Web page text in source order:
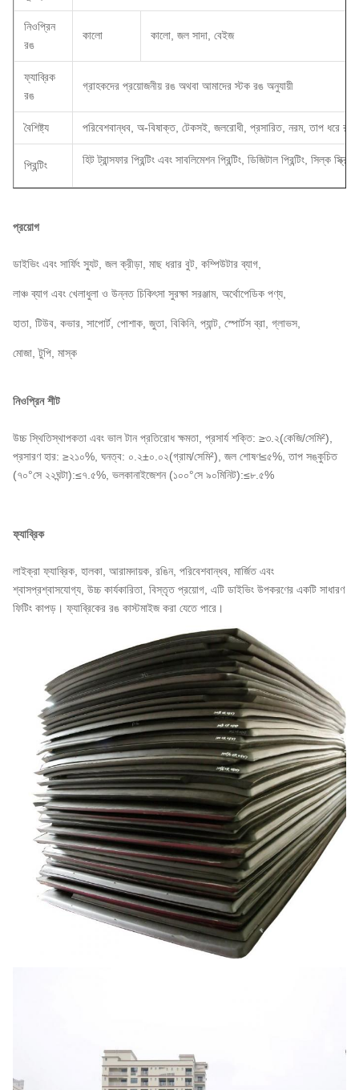
নিওপ্রিন
রঙ
কালো কালো, জল সাদা, বেইজ
ফ্যাব্রিক
রঙ
গ্রাহকদের প্রয়োজনীয় রঙ অথবা আমাদের স্টক রঙ অনুযায়ী
বৈশিষ্ট্য পরিবেশবান্ধব, অ-বিষাক্ত, টেকসই, জলরোধী, প্রসারিত, নরম, তাপ ধরে রাখে
প্রিন্টিং হিট ট্রান্সফার প্রিন্টিং এবং সাবলিমেশন প্রিন্টিং, ডিজিটাল প্রিন্টিং, সিল্ক স্ক্রিন
প্রয়োগ
ডাইভিং এবং সার্ফিং স্যুট, জল ক্রীড়া, মাছ ধরার বুট, কম্পিউটার ব্যাগ,
লাঞ্চ ব্যাগ এবং খেলাধুলা ও উন্নত চিকিৎসা সুরক্ষা সরঞ্জাম, অর্থোপেডিক পণ্য,
হাতা, টিউব, কভার, সাপোর্ট, পোশাক, জুতা, বিকিনি, প্যান্ট, স্পোর্টস ব্রা, গ্লাভস,
মোজা, টুপি, মাস্ক
নিওপ্রিন শীট
উচ্চ স্থিতিস্থাপকতা এবং ভাল টান প্রতিরোধ ক্ষমতা, প্রসার্য শক্তি: ≥৩.২(কেজি/সেমি²),
প্রসারণ হার: ≥২১০%, ঘনত্ব: ০.২±০.০২(গ্রাম/সেমি²), জল শোষণ≤৫%, তাপ সঙ্কুচিত
(৭০°সে ২২ঘন্টা):≤৭.৫%, ভলকানাইজেশন (১০০°সে ৯০মিনিট):≤৮.৫%
ফ্যাব্রিক
লাইক্রা ফ্যাব্রিক, হালকা, আরামদায়ক, রঙিন, পরিবেশবান্ধব, মার্জিত এবং
শ্বাসপ্রশ্বাসযোগ্য, উচ্চ কার্যকারিতা, বিস্তৃত প্রয়োগ, এটি ডাইভিং উপকরণের একটি সাধারণ
ফিটিং কাপড়। ফ্যাব্রিকের রঙ কাস্টমাইজ করা যেতে পারে।